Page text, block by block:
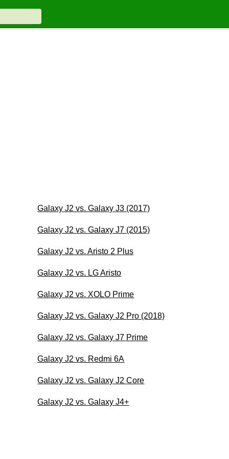
Galaxy J2 vs. Galaxy J3 (2017)
Galaxy J2 vs. Galaxy J7 (2015)
Galaxy J2 vs. Aristo 2 Plus
Galaxy J2 vs. LG Aristo
Galaxy J2 vs. XOLO Prime
Galaxy J2 vs. Galaxy J2 Pro (2018)
Galaxy J2 vs. Galaxy J7 Prime
Galaxy J2 vs. Redmi 6A
Galaxy J2 vs. Galaxy J2 Core
Galaxy J2 vs. Galaxy J4+